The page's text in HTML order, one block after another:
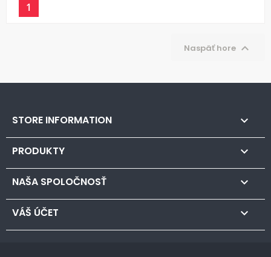
1
Naspäť hore 
STORE INFORMATION 
PRODUKTY 
NAŠA SPOLOČNOSŤ 
VÁŠ ÚČET 